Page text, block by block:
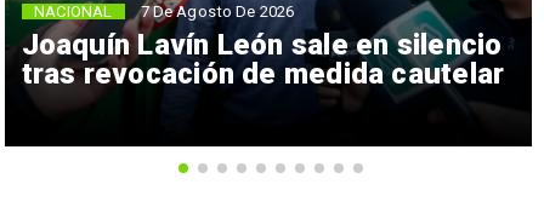
Joaquín Lavín León sale en silencio
tras revocación de medida cautelar
NACIONAL 7 De Agosto De 2026